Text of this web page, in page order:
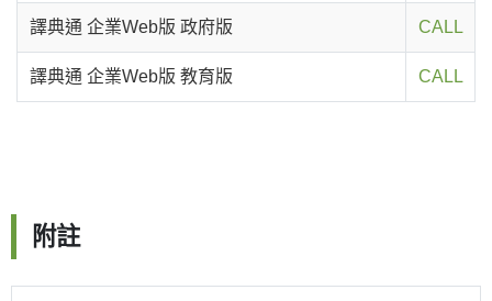
譯典通 企業Web版 政府版 CALL
譯典通 企業Web版 教育版 CALL
附註